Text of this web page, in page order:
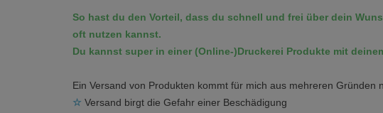
So hast du den Vorteil, dass du schnell und frei über dein
oft nutzen kannst.
Du kannst super in einer (Online-)Druckerei Produkte mit
Ein Versand von Produkten kommt für mich aus mehreren Gründen
☆ Versand birgt die Gefahr einer Beschädigung